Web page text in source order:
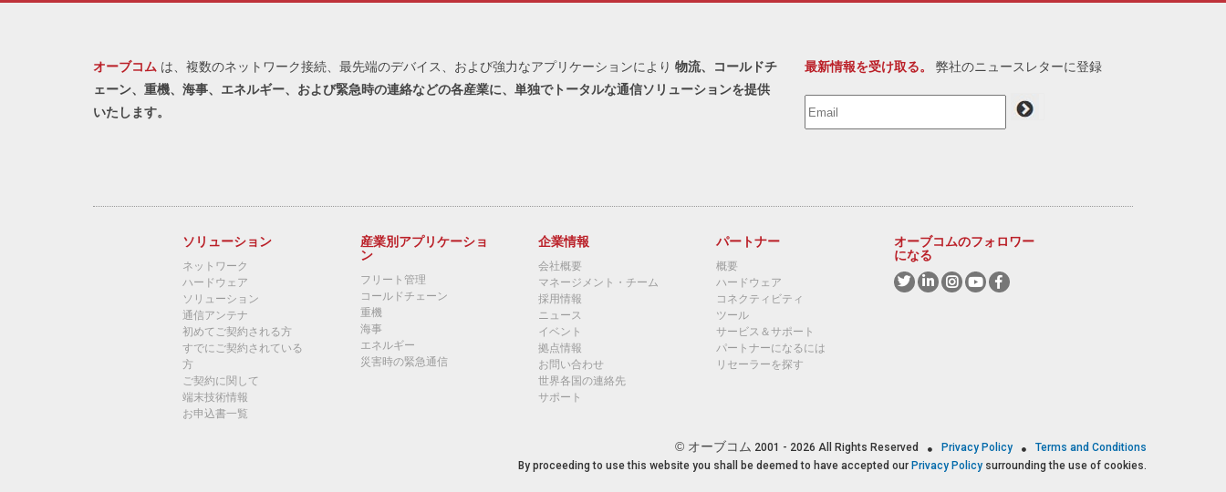
オーブコム は、複数のネットワーク接続、最先端のデバイス、および強力なアプリケーションにより 物流、コールドチ
ェーン、重機、海事、エネルギー、および緊急時の連絡などの各産業に、単独でトータルな通信ソリューションを提供
いたします。
最新情報を受け取る。 弊社のニュースレターに登録
ソリューション
ネットワーク
ハードウェア
ソリューション
通信アンテナ
初めてご契約される方
すでにご契約されている
方
ご契約に関して
端末技術情報
お申込書一覧
産業別アプリケーショ
ン
フリート管理
コールドチェーン
重機
海事
エネルギー
災害時の緊急通信
企業情報
会社概要
マネージメント・チーム
採用情報
ニュース
イベント
拠点情報
お問い合わせ
世界各国の連絡先
サポート
パートナー
概要
ハードウェア
コネクティビティ
ツール
サービス＆サポート
パートナーになるには
リセーラーを探す
オーブコムのフォロワー
になる
© オーブコム 2001 - 2026 All Rights Reserved Privacy Policy
Terms and Conditions
By proceeding to use this website you shall be deemed to have accepted our Privacy Policy surrounding the use of cookies.